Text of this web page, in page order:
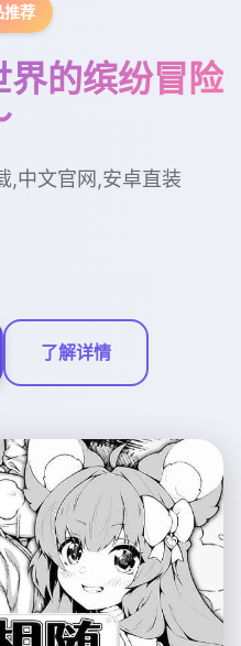
推荐
的缤纷冒险
,中文官网,安卓直装
了解详情